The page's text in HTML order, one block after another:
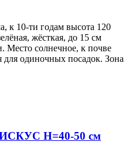
к 10-ти годам высота 120
жёсткая, до 15 см
Место солнечное, к почве
для одиночных посадок. Зона
Н=40-50 см